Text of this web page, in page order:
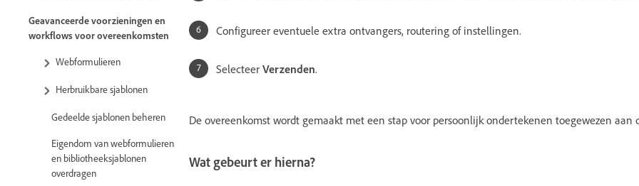
Geavanceerde voorzieningen en
workflows voor overeenkomsten
Webformulieren
Herbruikbare sjablonen
Gedeelde sjablonen beheren
Eigendom van webformulieren
en bibliotheeksjablonen
overdragen
Configureer eventuele extra ontvangers, routering of instellingen.
Selecteer Verzenden.
De overeenkomst wordt gemaakt met een stap voor persoonlijk ondertekenen toegewezen aan
Wat gebeurt er hierna?